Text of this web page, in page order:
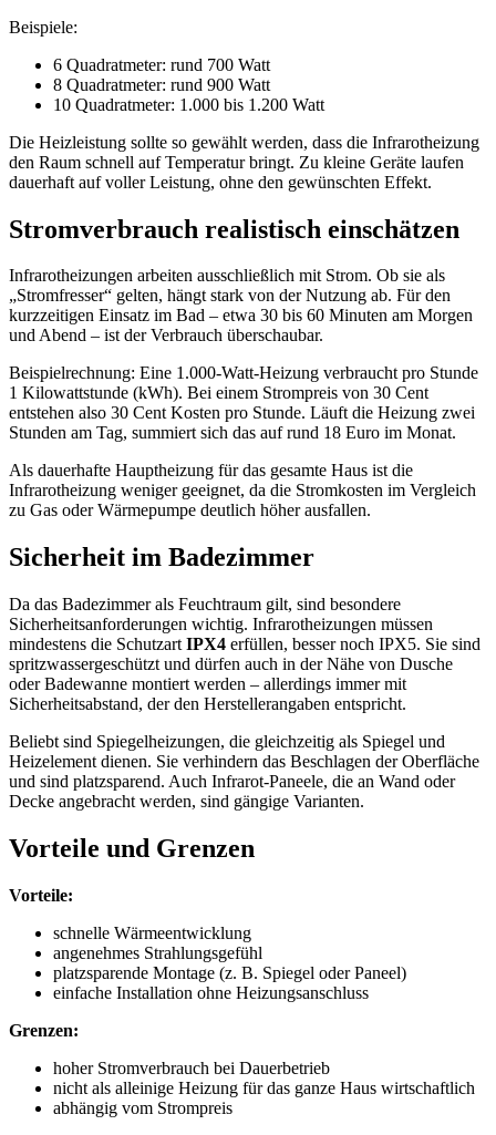
Beispiele:
6 Quadratmeter: rund 700 Watt
8 Quadratmeter: rund 900 Watt
10 Quadratmeter: 1.000 bis 1.200 Watt
Die Heizleistung sollte so gewählt werden, dass die Infrarotheizung
den Raum schnell auf Temperatur bringt. Zu kleine Geräte laufen
dauerhaft auf voller Leistung, ohne den gewünschten Effekt.
Stromverbrauch realistisch einschätzen
Infrarotheizungen arbeiten ausschließlich mit Strom. Ob sie als
„Stromfresser“ gelten, hängt stark von der Nutzung ab. Für den
kurzzeitigen Einsatz im Bad – etwa 30 bis 60 Minuten am Morgen
und Abend – ist der Verbrauch überschaubar.
Beispielrechnung: Eine 1.000-Watt-Heizung verbraucht pro Stunde
1 Kilowattstunde (kWh). Bei einem Strompreis von 30 Cent
entstehen also 30 Cent Kosten pro Stunde. Läuft die Heizung zwei
Stunden am Tag, summiert sich das auf rund 18 Euro im Monat.
Als dauerhafte Hauptheizung für das gesamte Haus ist die
Infrarotheizung weniger geeignet, da die Stromkosten im Vergleich
zu Gas oder Wärmepumpe deutlich höher ausfallen.
Sicherheit im Badezimmer
Da das Badezimmer als Feuchtraum gilt, sind besondere
Sicherheitsanforderungen wichtig. Infrarotheizungen müssen
mindestens die Schutzart IPX4 erfüllen, besser noch IPX5. Sie sind
spritzwassergeschützt und dürfen auch in der Nähe von Dusche
oder Badewanne montiert werden – allerdings immer mit
Sicherheitsabstand, der den Herstellerangaben entspricht.
Beliebt sind Spiegelheizungen, die gleichzeitig als Spiegel und
Heizelement dienen. Sie verhindern das Beschlagen der Oberfläche
und sind platzsparend. Auch Infrarot-Paneele, die an Wand oder
Decke angebracht werden, sind gängige Varianten.
Vorteile und Grenzen
Vorteile:
schnelle Wärmeentwicklung
angenehmes Strahlungsgefühl
platzsparende Montage (z. B. Spiegel oder Paneel)
einfache Installation ohne Heizungsanschluss
Grenzen:
hoher Stromverbrauch bei Dauerbetrieb
nicht als alleinige Heizung für das ganze Haus wirtschaftlich
abhängig vom Strompreis